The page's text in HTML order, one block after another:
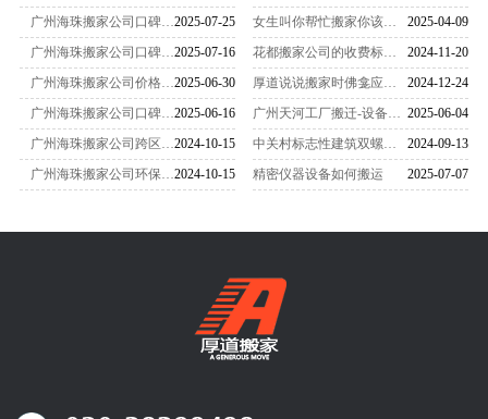
2025-07-25
广州海珠搬家公司口碑见证 日式搬迁服务电话 020-38399498
2025-07-16
广州海珠搬家公司口碑排行电话曝光丢失物品赔付流程
2025-06-30
广州海珠搬家公司价格实惠电话跨江搬家费用对比
2025-06-16
广州海珠搬家公司口碑排行电话曝光！老客户复购率排名
2024-10-15
广州海珠搬家公司跨区域服务网络
2024-10-15
广州海珠搬家公司环保搬家实践
2025-04-09
女生叫你帮忙搬家你该怎么办
2024-11-20
花都搬家公司的收费标准是怎么样的
2024-12-24
厚道说说搬家时佛龛应该怎么搬运
2025-06-04
广州天河工厂搬迁-设备搬迁要注意什么？
2024-09-13
中关村标志性建筑双螺旋雕塑搬家-
2025-07-07
精密仪器设备如何搬运